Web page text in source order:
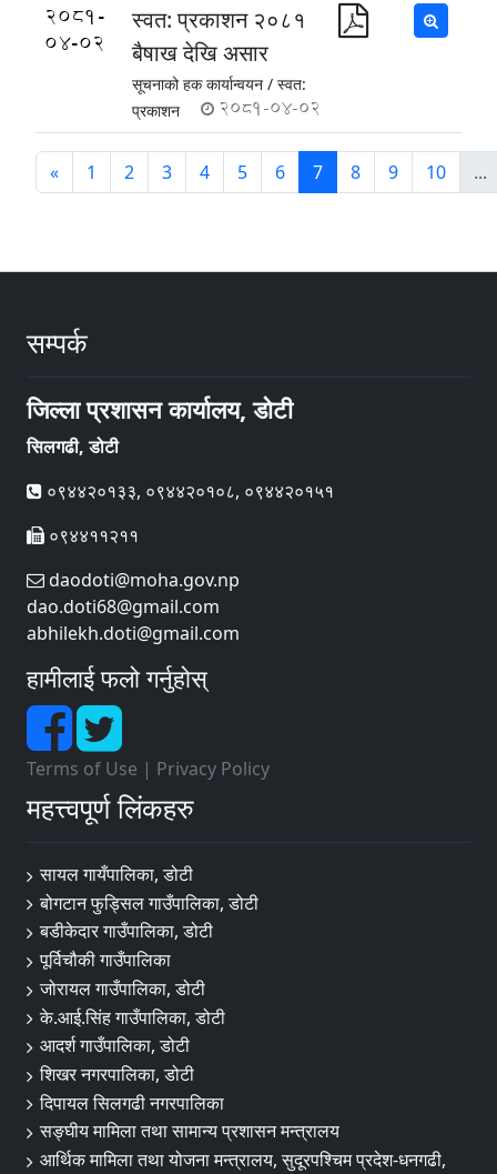
2081-
04-02
स्वत: प्रकाशन २०८१
बैषाख देखि असार
सूचनाको हक कार्यान्वयन / स्वत:
प्रकाशन
2081-04-02
« 1 2 3 4 5 6 7 8 9 10 ...
सम्पर्क
जिल्ला प्रशासन कार्यालय, डोटी
सिलगढी, डोटी
०९४४२०१३३, ०९४४२०१०८, ०९४४२०१५१
०९४४११२११
daodoti@moha.gov.np
dao.doti68@gmail.com
abhilekh.doti@gmail.com
हामीलाई फलो गर्नुहोस्
Terms of Use | Privacy Policy
महत्त्वपूर्ण लिंकहरु
सायल गायँपालिका, डोटी
बोगटान फुड्सिल गाउँपालिका, डोटी
बडीकेदार गाउँपालिका, डोटी
पूर्विचौकी गाउँपालिका
जोरायल गाउँपालिका, डोटी
के.आई.सिंह गाउँपालिका, डोटी
आदर्श गाउँपालिका, डोटी
शिखर नगरपालिका, डोटी
दिपायल सिलगढी नगरपालिका
सङ्‍घीय मामिला तथा सामान्य प्रशासन मन्त्रालय
आर्थिक मामिला तथा योजना मन्त्रालय, सुदूरपश्चिम प्रदेश-धनगढी,